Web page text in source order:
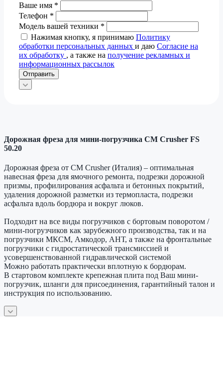
Ваше имя *
Телефон *
Модель вашей техники *
Нажимая кнопку, я принимаю Политику
обработки персональных данных и даю Согласие на
их обработку , а также на получение рекламных и
информационных рассылок
Отправить
Дорожная фреза для мини-погрузчика CM Crusher FS
50.20
Дорожная фреза от CM Crusher (Италия) – оптимальная
навесная фреза для ямочного ремонта, подрезки дорожной
призмы, профилирования асфальта и бетонных покрытий,
удаления дорожной разметки из термопласта, подрезки
асфальта вдоль бордюра и вокруг люков.
Подходит на все виды погрузчиков с бортовым поворотом /
мини-погрузчиков как зарубежного производства, так и на
погрузчики МКСМ, Амкодор, АНТ, а также на фронтальные
погрузчики с гидростатической трансмиссией и
усовершенствованной гидравлической системой
Можно работать практически вплотную к бордюрам.
В стартовом комплекте крепежная плита под Ваш мини-
погрузчик, шланги для присоединения, гарантийный талон и
инструкция по использованию.